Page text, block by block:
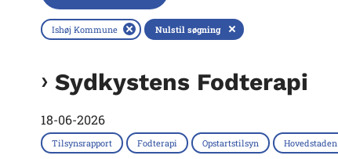
Ishøj Kommune Nulstil søgning
Sydkystens Fodterapi
18-06-2026
Tilsynsrapport Fodterapi Opstartstilsyn Hovedstaden